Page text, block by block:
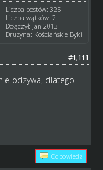
Liczba postów: 325
Liczba wątków: 2
Dołączył: Jan 2013
Drużyna: Kościańskie Byki
#1,111
odzywa, dlatego
Odpowiedz